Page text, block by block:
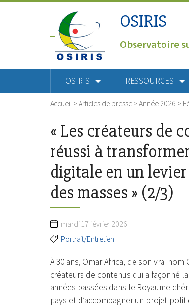
OSIRIS
Observatoire
OSIRIS RESSOURCES
Accueil >Articles de presse >Année 2026 >
« Les créateurs de
réussi à
digitale en un
des masses » (2/3)
mardi 17 février 2026
Portrait/Entretien
À 30 ans, Omar Africa, de son vrai
créateurs de contenus qui a façonné
années passées dans le Royaume
pays et d’accompagner un projet